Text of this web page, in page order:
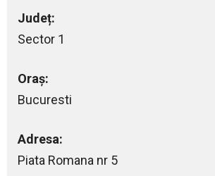
Județ:
Sector 1
Oraș:
Bucuresti
Adresa:
Piata Romana nr 5